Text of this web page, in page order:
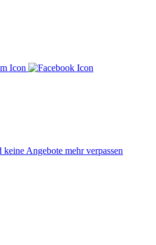
Angebote mehr verpassen